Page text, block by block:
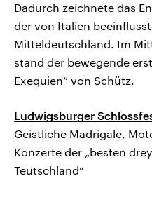
Dadurch zeichnete das
der von Italien
Mitteldeutschland. Im
stand der bewegende
Exequien“ von Schütz.
Ludwigsburger
Geistliche Madrigale,
Konzerte der „besten
Teutschland“